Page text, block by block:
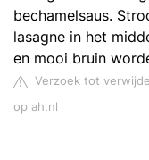
bechamelsaus.
lasagne in het
en mooi bruin
Verzoek tot
op ah.nl